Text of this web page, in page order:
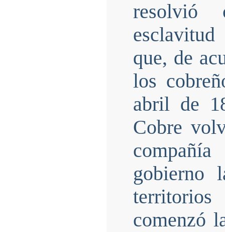
resolvió
que, de
los
abril de
Cobre
gobierno
territorios
comenzó